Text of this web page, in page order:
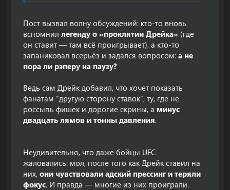
Пост вызвал волну обсуждений: кто-то вновь
вспомнил легенду о «проклятии Дрейка» (где
он ставит — там всё проигрывает), а кто-то
запаниковал всерьёз и задался вопросом: а не
пора ли рэперу на паузу?
Ведь сам Дрейк добавил, что хочет показать
фанатам “другую сторону ставок”, ту, где не
россыпь фишек и дорогие скрины, а минус
двадцать лямов и тонны давления.
Неудивительно, что даже бойцы UFC
жаловались: мол, после того как Дрейк ставил на
них, они чувствовали адский прессинг и теряли
фокус. И правда — многие из них проиграли.